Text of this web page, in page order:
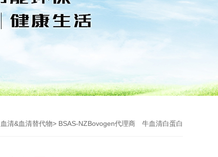
血清&血清替代物> BSAS-NZBovogen代理商 牛血清白蛋白